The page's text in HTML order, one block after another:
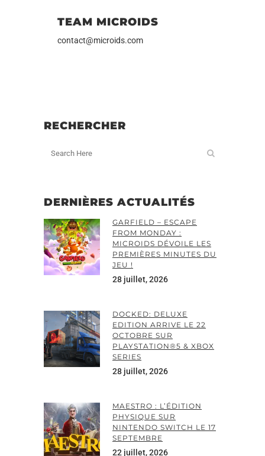
TEAM MICROIDS
contact@microids.com
RECHERCHER
DERNIÈRES ACTUALITÉS
GARFIELD – ESCAPE
FROM MONDAY :
MICROIDS DÉVOILE LES
PREMIÈRES MINUTES DU
JEU !
28 juillet, 2026
DOCKED: DELUXE
EDITION ARRIVE LE 22
OCTOBRE SUR
PLAYSTATION®5 & XBOX
SERIES
28 juillet, 2026
MAESTRO : L’ÉDITION
PHYSIQUE SUR
NINTENDO SWITCH LE 17
SEPTEMBRE
22 juillet, 2026